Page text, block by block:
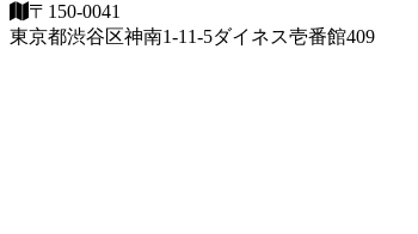
〒150-0041
東京都渋谷区神南1-11-5ダイネス壱番館409